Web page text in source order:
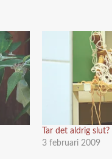
Tar det aldrig slut?
3 februari 2009